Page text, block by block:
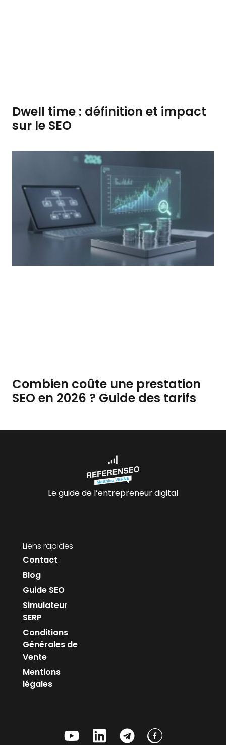
Dwell time : définition et impact
sur le SEO
Combien coûte une prestation
SEO en 2026 ? Guide des tarifs
Le guide de l’entrepreneur digital
Liens rapides
Contact
Blog
Guide SEO
Simulateur
SERP
Conditions
Générales de
Vente
Mentions
légales